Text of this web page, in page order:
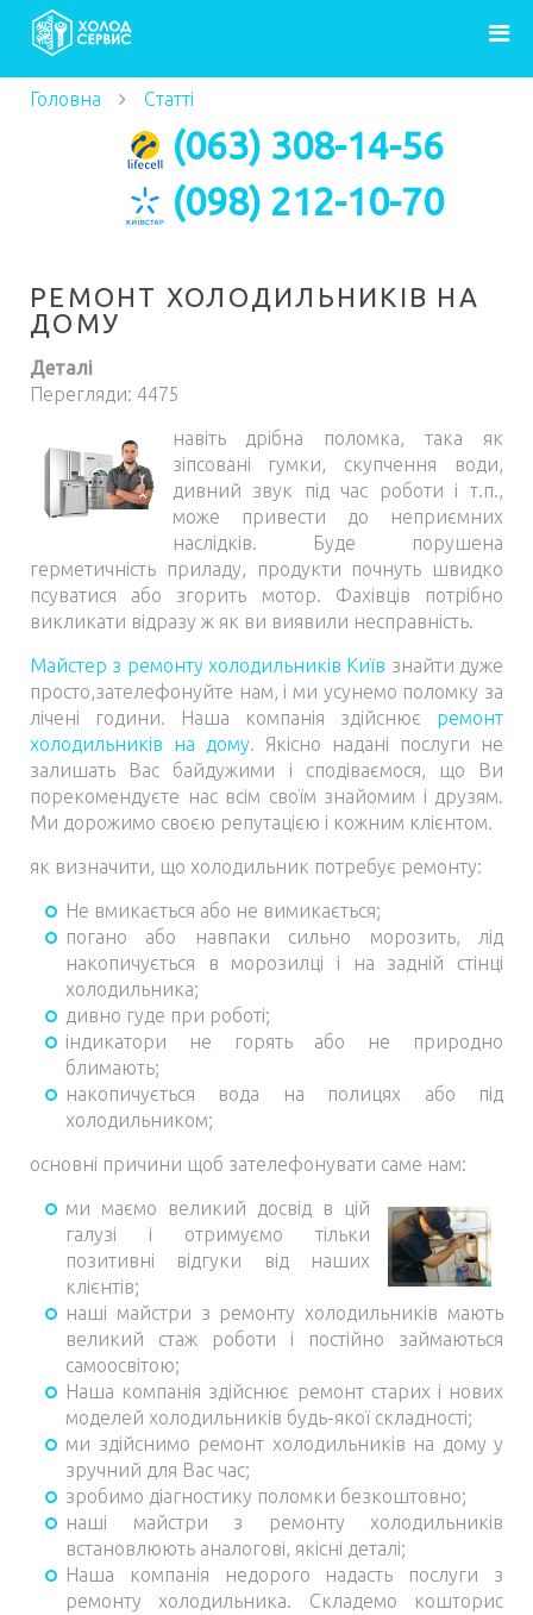
Головна
Статті
Ремонт холодильників на дому
(063) 308-14-56
(098) 212-10-70
РЕМОНТ ХОЛОДИЛЬНИКІВ НА
ДОМУ
Деталі
Перегляди: 4475
навіть дрібна поломка, така як
зіпсовані гумки, скупчення води,
дивний звук під час роботи і т.п.,
може привести до неприємних
наслідків. Буде порушена
герметичність приладу, продукти почнуть швидко
псуватися або згорить мотор. Фахівців потрібно
викликати відразу ж як ви виявили несправність.
Майстер з ремонту холодильників Київ знайти дуже
просто,зателефонуйте нам, і ми усунемо поломку за
лічені години. Наша компанія здійснює ремонт
холодильників на дому. Якісно надані послуги не
залишать Вас байдужими і сподіваємося, що Ви
порекомендуєте нас всім своїм знайомим і друзям.
Ми дорожимо своєю репутацією і кожним клієнтом.
як визначити, що холодильник потребує ремонту:
Не вмикається або не вимикається;
погано або навпаки сильно морозить, лід
накопичується в морозилці і на задній стінці
холодильника;
дивно гуде при роботі;
індикатори не горять або не природно
блимають;
накопичується вода на полицях або під
холодильником;
основні причини щоб зателефонувати саме нам:
ми маємо великий досвід в цій
галузі і отримуємо тільки
позитивні відгуки від наших
клієнтів;
наші майстри з ремонту холодильників мають
великий стаж роботи і постійно займаються
самоосвітою;
Наша компанія здійснює ремонт старих і нових
моделей холодильників будь-якої складності;
ми здійснимо ремонт холодильників на дому у
зручний для Вас час;
зробимо діагностику поломки безкоштовно;
наші майстри з ремонту холодильників
встановлюють аналогові, якісні деталі;
Наша компанія недорого надасть послуги з
ремонту холодильника. Складемо кошторис